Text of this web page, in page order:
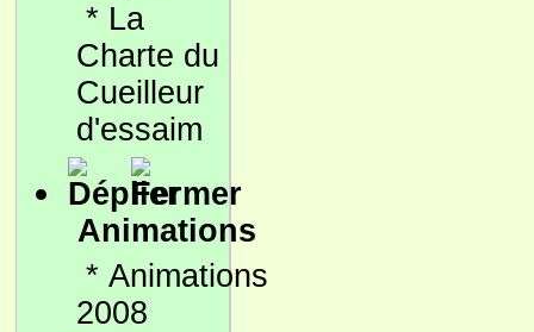
* La
Charte du
Cueilleur
d'essaim
Animations
* Animations
2008